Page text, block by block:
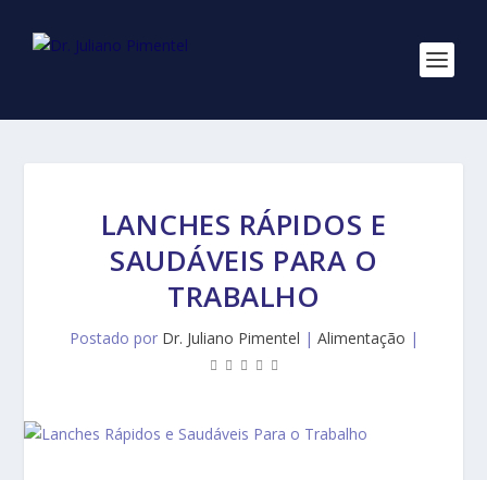
LANCHES RÁPIDOS E
SAUDÁVEIS PARA O
TRABALHO
Postado por Dr. Juliano Pimentel | Alimentação |